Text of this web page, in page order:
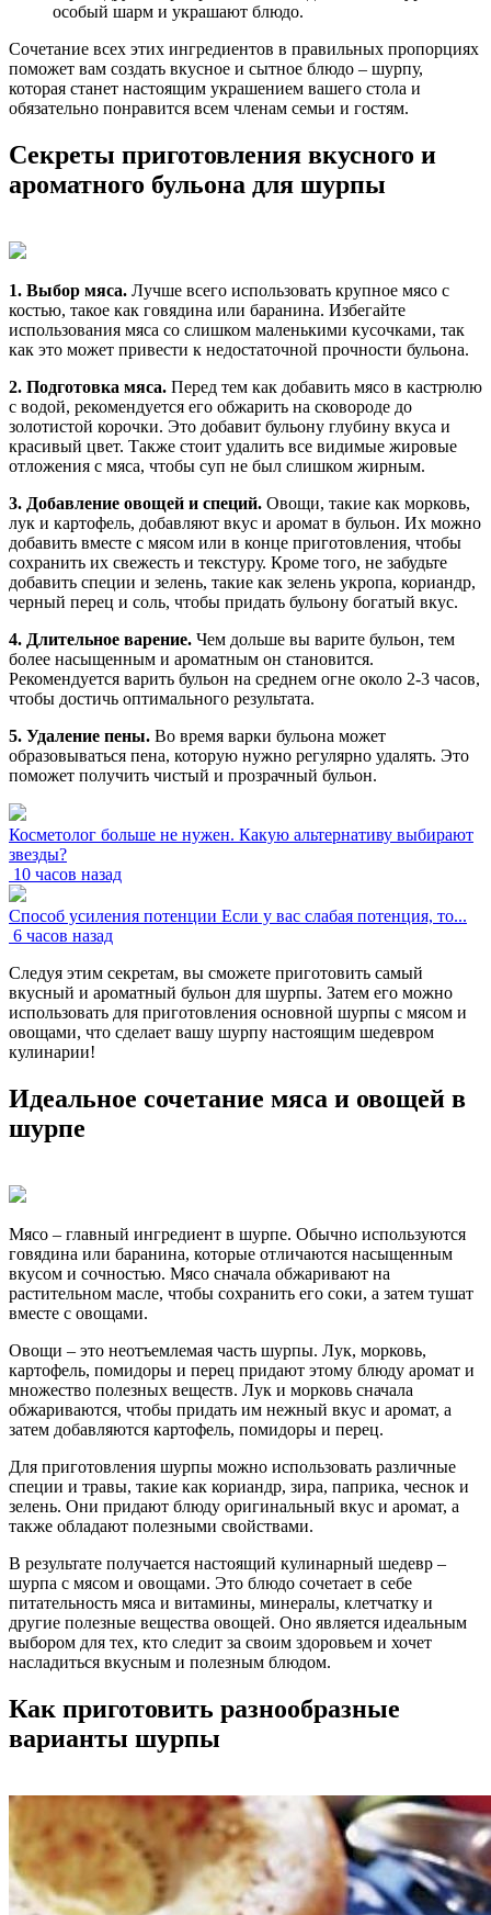
особый шарм и украшают блюдо.
Сочетание всех этих ингредиентов в правильных пропорциях
поможет вам создать вкусное и сытное блюдо – шурпу,
которая станет настоящим украшением вашего стола и
обязательно понравится всем членам семьи и гостям.
Секреты приготовления вкусного и
ароматного бульона для шурпы
1. Выбор мяса. Лучше всего использовать крупное мясо с
костью, такое как говядина или баранина. Избегайте
использования мяса со слишком маленькими кусочками, так
как это может привести к недостаточной прочности бульона.
2. Подготовка мяса. Перед тем как добавить мясо в кастрюлю
с водой, рекомендуется его обжарить на сковороде до
золотистой корочки. Это добавит бульону глубину вкуса и
красивый цвет. Также стоит удалить все видимые жировые
отложения с мяса, чтобы суп не был слишком жирным.
3. Добавление овощей и специй. Овощи, такие как морковь,
лук и картофель, добавляют вкус и аромат в бульон. Их можно
добавить вместе с мясом или в конце приготовления, чтобы
сохранить их свежесть и текстуру. Кроме того, не забудьте
добавить специи и зелень, такие как зелень укропа, кориандр,
черный перец и соль, чтобы придать бульону богатый вкус.
4. Длительное варение. Чем дольше вы варите бульон, тем
более насыщенным и ароматным он становится.
Рекомендуется варить бульон на среднем огне около 2-3 часов,
чтобы достичь оптимального результата.
5. Удаление пены. Во время варки бульона может
образовываться пена, которую нужно регулярно удалять. Это
поможет получить чистый и прозрачный бульон.
Косметолог больше не нужен. Какую альтернативу выбирают
звезды?
10 часов назад
Способ усиления потенции Если у вас слабая потенция, то...
6 часов назад
Следуя этим секретам, вы сможете приготовить самый
вкусный и ароматный бульон для шурпы. Затем его можно
использовать для приготовления основной шурпы с мясом и
овощами, что сделает вашу шурпу настоящим шедевром
кулинарии!
Идеальное сочетание мяса и овощей в
шурпе
Мясо – главный ингредиент в шурпе. Обычно используются
говядина или баранина, которые отличаются насыщенным
вкусом и сочностью. Мясо сначала обжаривают на
растительном масле, чтобы сохранить его соки, а затем тушат
вместе с овощами.
Овощи – это неотъемлемая часть шурпы. Лук, морковь,
картофель, помидоры и перец придают этому блюду аромат и
множество полезных веществ. Лук и морковь сначала
обжариваются, чтобы придать им нежный вкус и аромат, а
затем добавляются картофель, помидоры и перец.
Для приготовления шурпы можно использовать различные
специи и травы, такие как кориандр, зира, паприка, чеснок и
зелень. Они придают блюду оригинальный вкус и аромат, а
также обладают полезными свойствами.
В результате получается настоящий кулинарный шедевр –
шурпа с мясом и овощами. Это блюдо сочетает в себе
питательность мяса и витамины, минералы, клетчатку и
другие полезные вещества овощей. Оно является идеальным
выбором для тех, кто следит за своим здоровьем и хочет
насладиться вкусным и полезным блюдом.
Как приготовить разнообразные
варианты шурпы